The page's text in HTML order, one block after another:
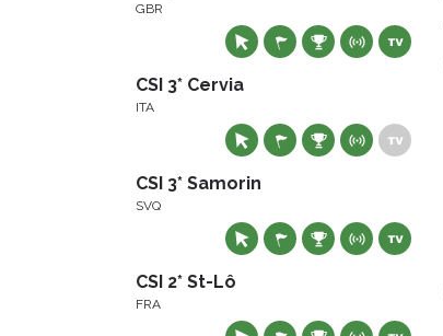
GBR
CSI 3* Cervia
ITA
CSI 3* Samorin
SVQ
CSI 2* St-Lô
FRA